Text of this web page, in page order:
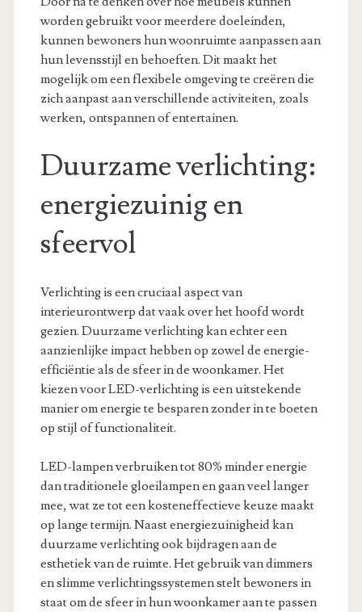
worden gebruikt voor meerdere doeleinden,
kunnen bewoners hun woonruimte aanpassen aan
hun levensstijl en behoeften. Dit maakt het
mogelijk om een flexibele omgeving te creëren die
zich aanpast aan verschillende activiteiten, zoals
werken, ontspannen of entertainen.
Duurzame verlichting:
energiezuinig en
sfeervol
Verlichting is een cruciaal aspect van
interieurontwerp dat vaak over het hoofd wordt
gezien. Duurzame verlichting kan echter een
aanzienlijke impact hebben op zowel de energie-
efficiëntie als de sfeer in de woonkamer. Het
kiezen voor LED-verlichting is een uitstekende
manier om energie te besparen zonder in te boeten
op stijl of functionaliteit.
LED-lampen verbruiken tot 80% minder energie
dan traditionele gloeilampen en gaan veel langer
mee, wat ze tot een kosteneffectieve keuze maakt
op lange termijn. Naast energiezuinigheid kan
duurzame verlichting ook bijdragen aan de
esthetiek van de ruimte. Het gebruik van dimmers
en slimme verlichtingssystemen stelt bewoners in
staat om de sfeer in hun woonkamer aan te passen